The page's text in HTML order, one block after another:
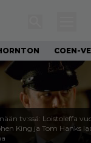
COEN-
tv:ssä: Loistoleffa
King ja Tom Hanks